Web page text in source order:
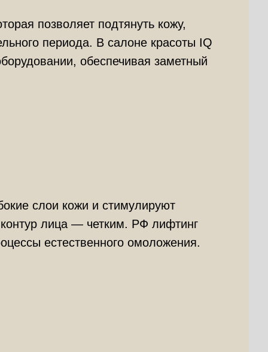
позволяет подтянуть кожу,
периода. В салоне красоты IQ
обеспечивая заметный
слои кожи и стимулируют
контур лица — четким. РФ лифтинг
естественного омоложения.